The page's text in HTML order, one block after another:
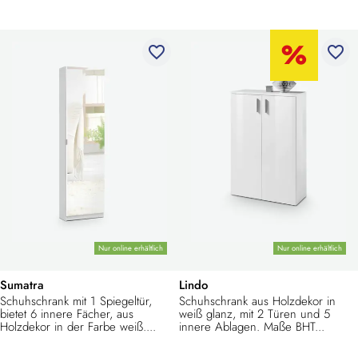
Nur online erhältlich
favorite_border
Sumatra
Schuhschrank mit 1 Spiegeltür,
bietet 6 innere Fächer, aus
Holzdekor in der Farbe weiß....
Nur online erhältlich
favorite_border
Lindo
Schuhschrank aus Holzdekor in
weiß glanz, mit 2 Türen und 5
innere Ablagen. Maße BHT...